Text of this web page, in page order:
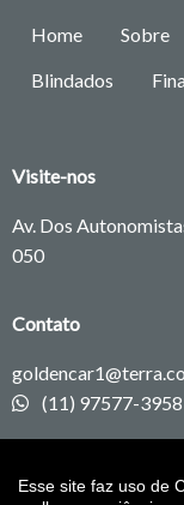
Home Sobre
Blindados
Visite-nos
Av. Dos
050
Contato
(11) 97577-3958
Esse site faz uso de